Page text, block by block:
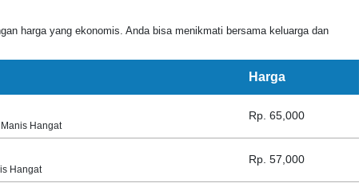
harga yang ekonomis. Anda bisa menikmati bersama keluarga dan
Harga
Hangat
Rp. 65,000
Hangat
Rp. 57,000